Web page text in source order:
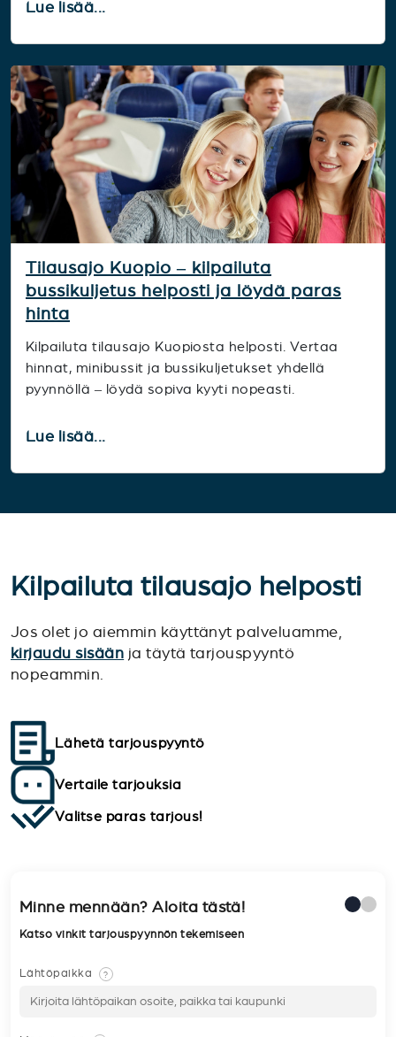
Lue lisää...
Tilausajo Kuopio – kilpailuta
bussikuljetus helposti ja löydä paras
hinta
Kilpailuta tilausajo Kuopiosta helposti. Vertaa
hinnat, minibussit ja bussikuljetukset yhdellä
pyynnöllä – löydä sopiva kyyti nopeasti.
Lue lisää...
Kilpailuta tilausajo helposti
Jos olet jo aiemmin käyttänyt palveluamme,
kirjaudu sisään ja täytä tarjouspyyntö
nopeammin.
Lähetä tarjouspyyntö
Vertaile tarjouksia
Valitse paras tarjous!
Minne mennään? Aloita tästä!
Katso vinkit tarjouspyynnön tekemiseen
Lähtöpaikka ?